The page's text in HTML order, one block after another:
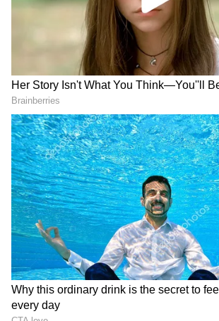
2
5
Swiggy Instamart
Swiggy BLCK பயனர்களுக்கு
நன்மை